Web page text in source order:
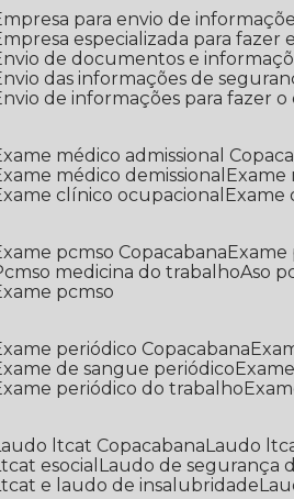
Empresa para envio de
Empresa especializada para fazer
Envio de documentos e
Envio das informações de
Envio de informações para fazer o
Exame médico admissional
Exame médico demissional
Exame clínico ocupacional
Exame pcmso Copacabana
Pcmso medicina do trabalho Aso
Exame pcmso
Exame periódico Copacabana
Exame de sangue periódico
Exame periódico do trabalho
Laudo ltcat Copacabana Laudo
Ltcat esocial
Laudo de segurança
Ltcat e laudo de insalubridade